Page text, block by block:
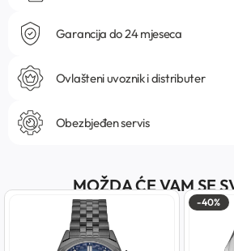
Garancija do 24 mjeseca
Ovlašteni uvoznik i distributer
Obezbjeđen servis
MOŽDA ĆE VAM SE
-40%